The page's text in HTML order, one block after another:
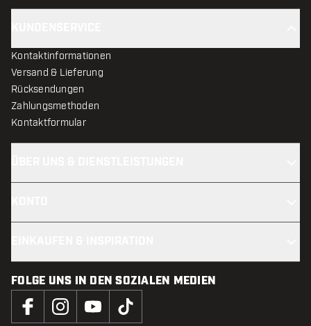
Kontaktinformationen
Versand & Lieferung
Rücksendungen
Zahlungsmethoden
Kontaktformular
FOLGE UNS IN DEN SOZIALEN MEDIEN